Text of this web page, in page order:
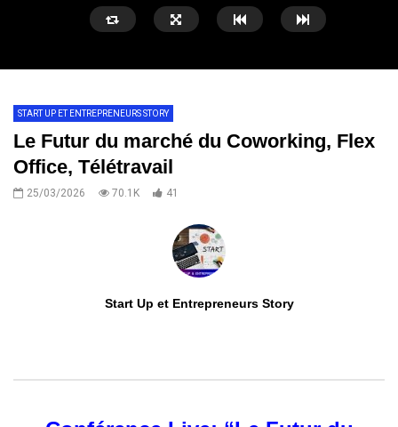
START UP ET ENTREPRENEURS STORY
Le Futur du marché du Coworking, Flex
Office, Télétravail
25/03/2026 70.1K 41
Start Up et Entrepreneurs Story